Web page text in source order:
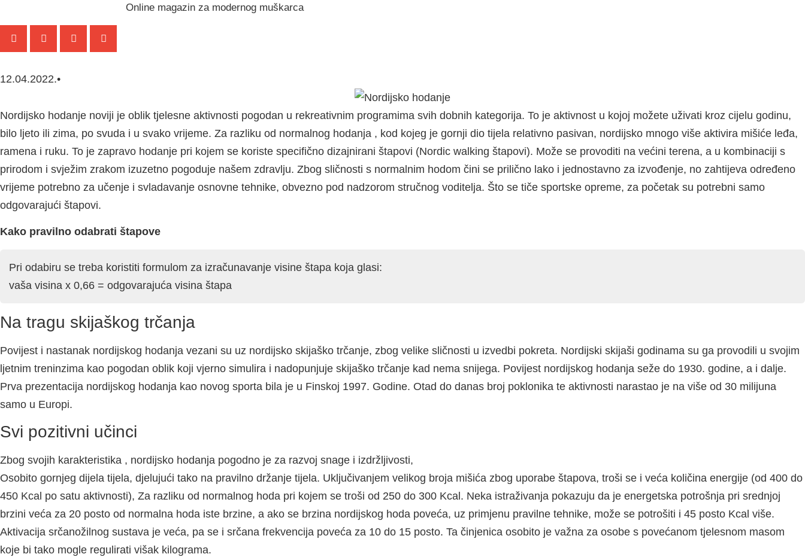
Online magazin za modernog muškarca
12.04.2022.•
Nordijsko hodanje noviji je oblik tjelesne aktivnosti pogodan u rekreativnim programima svih dobnih kategorija. To je aktivnost u kojoj možete uživati kroz cijelu godinu,
bilo ljeto ili zima, po svuda i u svako vrijeme. Za razliku od normalnog hodanja , kod kojeg je gornji dio tijela relativno pasivan, nordijsko mnogo više aktivira mišiće leđa,
ramena i ruku. To je zapravo hodanje pri kojem se koriste specifično dizajnirani štapovi (Nordic walking štapovi). Može se provoditi na većini terena, a u kombinaciji s
prirodom i svježim zrakom izuzetno pogoduje našem zdravlju. Zbog sličnosti s normalnim hodom čini se prilično lako i jednostavno za izvođenje, no zahtijeva određeno
vrijeme potrebno za učenje i svladavanje osnovne tehnike, obvezno pod nadzorom stručnog voditelja. Što se tiče sportske opreme, za početak su potrebni samo
odgovarajući štapovi.
Kako pravilno odabrati štapove
Pri odabiru se treba koristiti formulom za izračunavanje visine štapa koja glasi:
vaša visina x 0,66 = odgovarajuća visina štapa
Na tragu skijaškog trčanja
Povijest i nastanak nordijskog hodanja vezani su uz nordijsko skijaško trčanje, zbog velike sličnosti u izvedbi pokreta. Nordijski skijaši godinama su ga provodili u svojim
ljetnim treninzima kao pogodan oblik koji vjerno simulira i nadopunjuje skijaško trčanje kad nema snijega. Povijest nordijskog hodanja seže do 1930. godine, a i dalje.
Prva prezentacija nordijskog hodanja kao novog sporta bila je u Finskoj 1997. Godine. Otad do danas broj poklonika te aktivnosti narastao je na više od 30 milijuna
samo u Europi.
Svi pozitivni učinci
Zbog svojih karakteristika , nordijsko hodanja pogodno je za razvoj snage i izdržljivosti,
Osobito gornjeg dijela tijela, djelujući tako na pravilno držanje tijela. Uključivanjem velikog broja mišića zbog uporabe štapova, troši se i veća količina energije (od 400 do
450 Kcal po satu aktivnosti), Za razliku od normalnog hoda pri kojem se troši od 250 do 300 Kcal. Neka istraživanja pokazuju da je energetska potrošnja pri srednjoj
brzini veća za 20 posto od normalna hoda iste brzine, a ako se brzina nordijskog hoda poveća, uz primjenu pravilne tehnike, može se potrošiti i 45 posto Kcal više.
Aktivacija srčanožilnog sustava je veća, pa se i srčana frekvencija poveća za 10 do 15 posto. Ta činjenica osobito je važna za osobe s povećanom tjelesnom masom
koje bi tako mogle regulirati višak kilograma.